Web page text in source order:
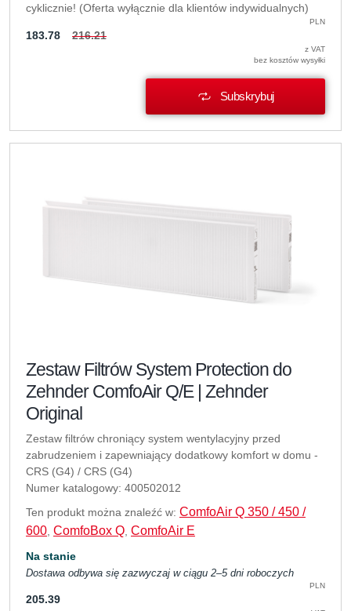
cyklicznie! (Oferta wyłącznie dla klientów indywidualnych)
PLN
183.78 216.21
z VAT
bez kosztów wysyłki
Subskrybuj
Zestaw Filtrów System Protection do
Zehnder ComfoAir Q/E | Zehnder
Original
Zestaw filtrów chroniący system wentylacyjny przed
zabrudzeniem i zapewniający dodatkowy komfort w domu -
CRS (G4) / CRS (G4)
Numer katalogowy: 400502012
Ten produkt można znaleźć w: ComfoAir Q 350 / 450 /
600, ComfoBox Q, ComfoAir E
Na stanie
Dostawa odbywa się zazwyczaj w ciągu 2–5 dni roboczych
PLN
205.39